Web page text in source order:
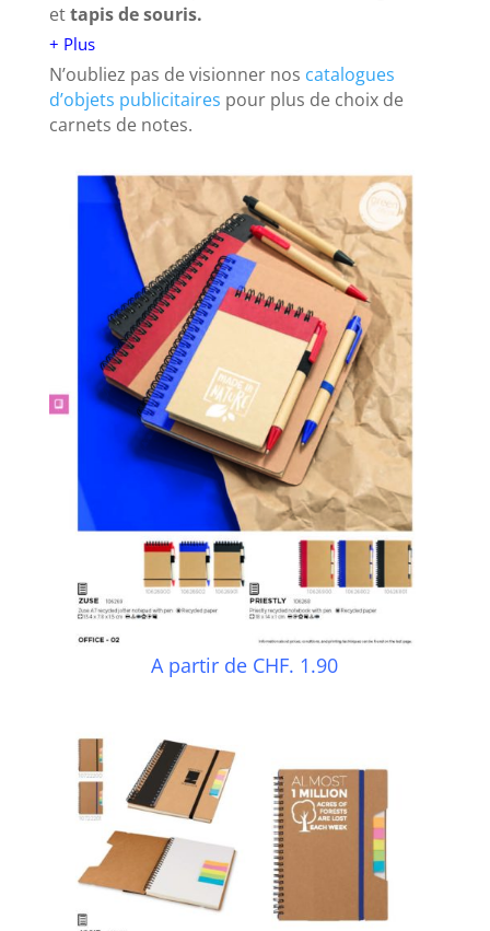
ettapis de souris.
+ Plus
N’oubliez pas de visionner nos catalogues
d’objets publicitaires pour plus de choix de
carnets de notes.
A partir de CHF. 1.90